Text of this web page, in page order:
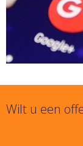
Wilt u een